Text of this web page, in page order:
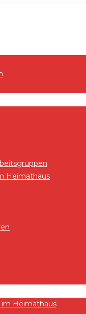
Heimathaus
im Heimathaus